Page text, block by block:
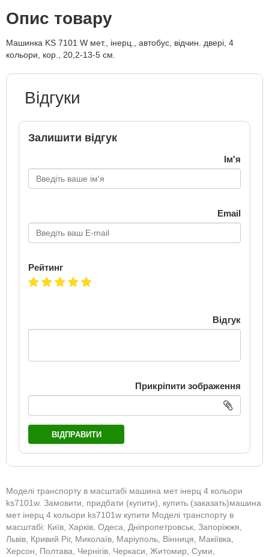
Опис товару
Машинка KS 7101 W мет., інерц., автобус, відчин. двері, 4
кольори, кор., 20,2-13-5 см.
Відгуки
Залишити відгук
Ім'я
Email
Рейтинг
Відгук
Прикріпити зображення
ВІДПРАВИТИ
Моделі транспорту в масштабі машина мет інерц 4 кольори
ks7101w. Замовити, придбати (купити), купить (заказать)машина
мет інерц 4 кольори ks7101w купити Моделі транспорту в
масштабі: Київ, Харків, Одеса, Дніпропетровськ, Запоріжжя,
Львів, Кривий Ріг, Миколаїв, Маріуполь, Вінниця, Макіївка,
Херсон, Полтава, Чернігів, Черкаси, Житомир, Суми,